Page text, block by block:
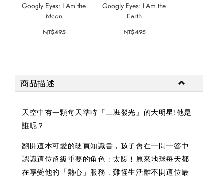
Googly Eyes: I Am the
Moon
NT$495
Googly Eyes: I Am the
Earth
NT$495
商品描述
天空中有一顆每天準時「上班發光」的大明星!他是
誰呢？
翻開這本可愛的硬頁知識書，孩子會在一問一答中
認識這位超級重要的角色：太陽！原來地球每天都
在享受他的「熱心」服務，難怪生活離不開這位最